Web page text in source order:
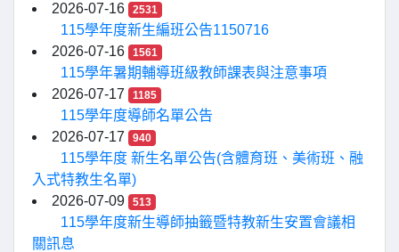
2026-07-16 2531
115學年度新生編班公告1150716
2026-07-16
1561
115學年暑期輔導班級教師課表與注意事項
2026-07-17
1185
115學年度導師名單公告
2026-07-17
940
115學年度 新生名單公告(含體育班、美術班、融
入式特教生名單)
2026-07-09
513
115學年度新生導師抽籤暨特教新生安置會議相
關訊息